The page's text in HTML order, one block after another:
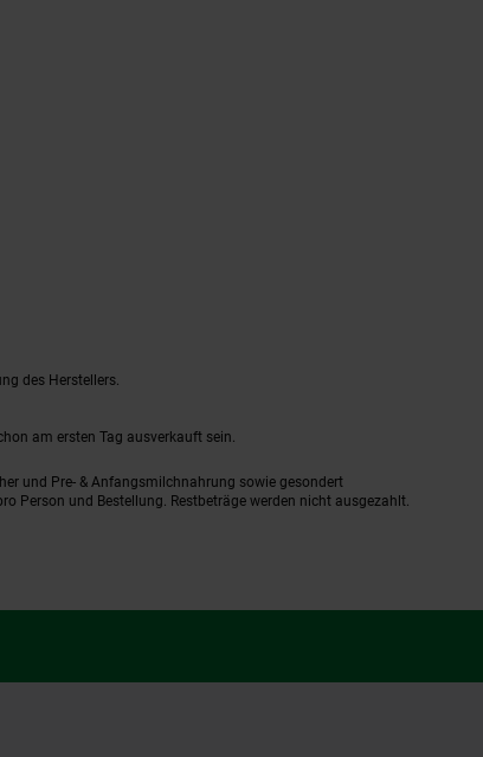
des Herstellers.
am ersten Tag ausverkauft sein.
und Pre- & Anfangsmilchnahrung sowie gesondert
Person und Bestellung. Restbeträge werden nicht ausgezahlt.